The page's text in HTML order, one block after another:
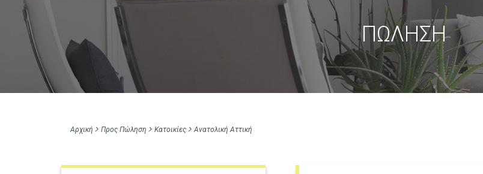
ΠΩΛΗΣΗ
Αρχική Προς Πώληση Κατοικίες Ανατολική Αττική